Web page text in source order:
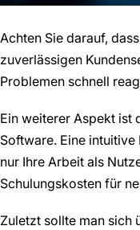
Achten Sie darauf,
zuverlässigen
Problemen schnell
Ein weiterer Aspekt ist
Software. Eine
nur Ihre Arbeit als
Schulungskosten für
Zuletzt sollte man sich